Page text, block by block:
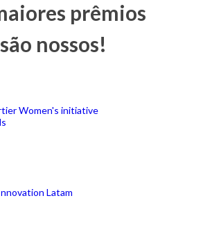
prêmios
são nossos!